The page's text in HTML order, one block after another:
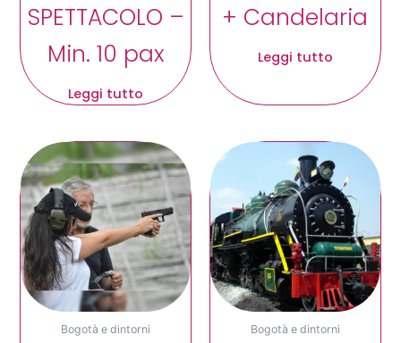
SPETTACOLO –
Min. 10 pax
Leggi tutto
+ Candelaria
Leggi tutto
Bogotà e dintorni Bogotà e dintorni